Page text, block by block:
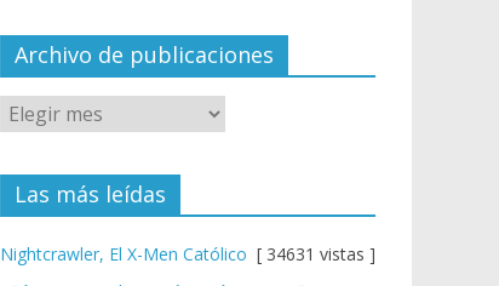
el
Archivo de publicaciones
Las más leídas
Nightcrawler, El X-Men Católico [ 34631 vistas ]